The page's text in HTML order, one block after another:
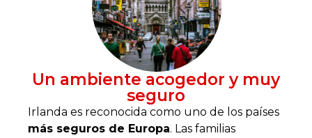
Un ambiente acogedor y muy
seguro
Irlanda es reconocida como uno de los países
más seguros de Europa. Las familias